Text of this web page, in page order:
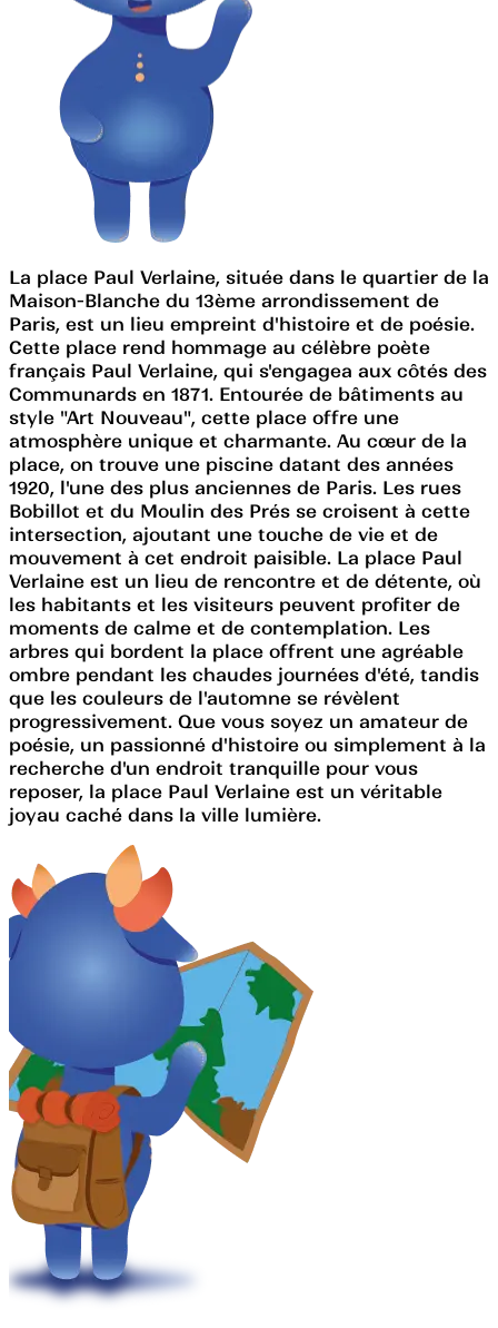
La place Paul Verlaine, située dans le quartier de la
Maison-Blanche du 13ème arrondissement de
Paris, est un lieu empreint d'histoire et de poésie.
Cette place rend hommage au célèbre poète
français Paul Verlaine, qui s'engagea aux côtés des
Communards en 1871. Entourée de bâtiments au
style "Art Nouveau", cette place offre une
atmosphère unique et charmante. Au cœur de la
place, on trouve une piscine datant des années
1920, l'une des plus anciennes de Paris. Les rues
Bobillot et du Moulin des Prés se croisent à cette
intersection, ajoutant une touche de vie et de
mouvement à cet endroit paisible. La place Paul
Verlaine est un lieu de rencontre et de détente, où
les habitants et les visiteurs peuvent profiter de
moments de calme et de contemplation. Les
arbres qui bordent la place offrent une agréable
ombre pendant les chaudes journées d'été, tandis
que les couleurs de l'automne se révèlent
progressivement. Que vous soyez un amateur de
poésie, un passionné d'histoire ou simplement à la
recherche d'un endroit tranquille pour vous
reposer, la place Paul Verlaine est un véritable
joyau caché dans la ville lumière.